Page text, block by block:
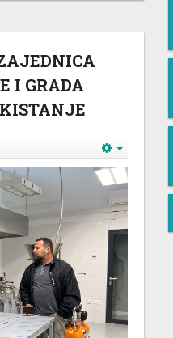
I GRADA